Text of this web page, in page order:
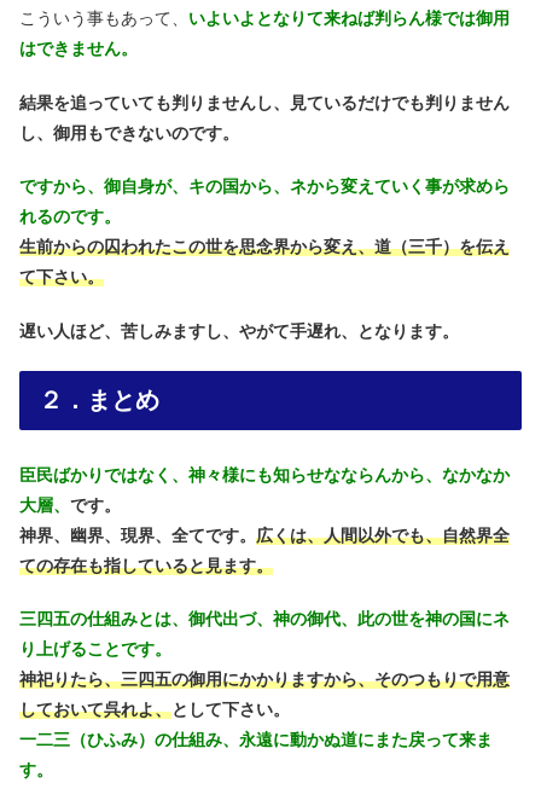
こういう事もあって、 いよいよとなりて来ねば判らん様では御用
はできません。
結果を追っていても判りませんし、見ているだけでも判りません
し、御用もできないのです。
ですから、御自身が、キの国から、ネから変えていく事が求めら
れるのです。
生前からの囚われたこの世を思念界から変え、道（三千）を伝え
て下さい。
遅い人ほど、苦しみますし、やがて手遅れ、となります。
２．まとめ
臣民ばかりではなく、神々様にも知らせなならんから、なかなか
大層、 です。
神界、幽界、現界、全てです。 広くは、人間以外でも、自然界全
ての存在も指していると見ます。
三四五の仕組みとは、御代出づ、神の御代、此の世を神の国にネ
り上げることです。
神祀りたら、三四五の御用にかかりますから、そのつもりで用意
しておいて呉れよ、として下さい。
一二三（ひふみ）の仕組み、永遠に動かぬ道にまた戻って来ま
す。